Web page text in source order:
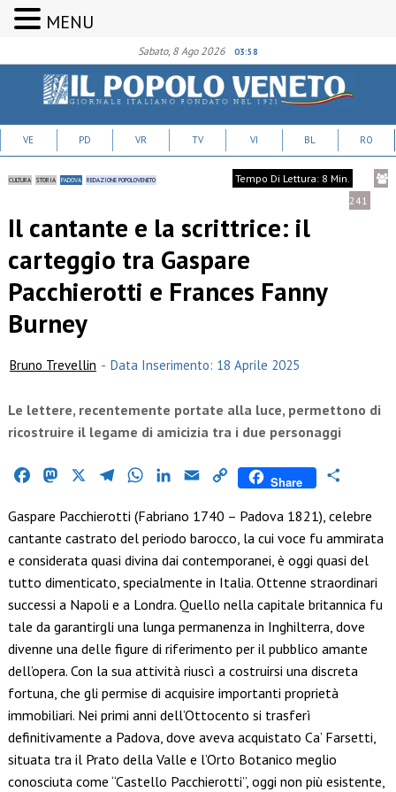
Sabato, 8 Ago 2026 03:58
VE PD VR TV VI BL RO
CULTURA STORIA PADOVA REDAZIONE POPOLOVENETO
Tempo Di Lettura: 8 Min.
241
Il cantante e la scrittrice: il
carteggio tra Gaspare
Pacchierotti e Frances Fanny
Burney
Bruno Trevellin - Data Inserimento: 18 Aprile 2025
Le lettere, recentemente portate alla luce, permettono di
ricostruire il legame di amicizia tra i due personaggi
FacebookMastodon TelegramWhatsAppLinkedIn
Email Copy
Share
Gaspare Pacchierotti (Fabriano 1740 – Padova 1821), celebre
cantante castrato del periodo barocco, la cui voce fu ammirata
e considerata quasi divina dai contemporanei, è oggi quasi del
tutto dimenticato, specialmente in Italia. Ottenne straordinari
successi a Napoli e a Londra. Quello nella capitale britannica fu
tale da garantirgli una lunga permanenza in Inghilterra, dove
divenne una delle figure di riferimento per il pubblico amante
dell’opera. Con la sua attività riuscì a costruirsi una discreta
fortuna, che gli permise di acquisire importanti proprietà
immobiliari. Nei primi anni dell’Ottocento si trasferì
definitivamente a Padova, dove aveva acquistato Ca’ Farsetti,
situata tra il Prato della Valle e l’Orto Botanico meglio
conosciuta come “Castello Pacchierotti”, oggi non più esistente,
MENU